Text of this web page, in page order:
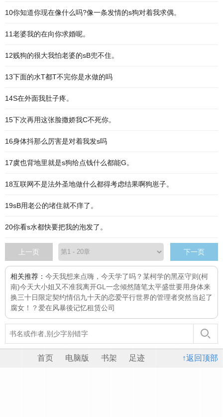
10你知道你现在像什么吗?像一条发情的s狗对着我求偶。
11老婆我的在向你求婚呢。
12贱狗的很大我怕老婆的sB兜不住。
13下面的水T都T不完你是水做的吗
14S在外面我肚子疼。
15下次再用这张脸撒娇我C不死你。
16身体抖那么厉害是对着我发s吗
17虞也背地里就是s狗给点钱什么都能G。
18互联网不是法外圣地做什么都得考虑结果啊狗崽子。
19sB用老公的堵住就不痒了。
20你看s水都快要把我的泡发了。
上一页 下一页
相关推荐： 今天我想来点嗨，今天学了吗？某柯学的黑巫守则 (柯
南)今天大小姐又不准我离开GL 一念倾然随笔太平盛世要用身体来
换三十日限定契约情侣九十天的恋爱平行世界的管理者突然当起了
腐女！？ 爱在风暴後记忆租赁公司
↑返回顶部
首页 电脑版 书架 足迹